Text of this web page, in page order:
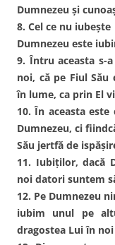
Dumnezeu şi
8. Cel ce nu
Dumnezeu este
9. Întru aceasta s-
noi, că pe Fiul Său
în lume, ca prin El
10. În aceasta
Dumnezeu, ci
Său jertfă de
11. Iubiţilor, dacă
noi datori suntem
12. Pe Dumnezeu
iubim unul pe
dragostea Lui în